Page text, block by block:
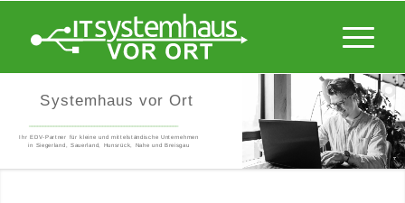
Systemhaus vor Ort
Ihr EDV-Partner für kleine und mittelständische Unternehmen
in Siegerland, Sauerland, Hunsrück, Nahe und Breisgau